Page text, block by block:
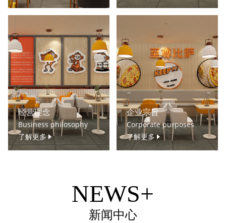
经营理念
Business philosophy
了解更多
企业宗旨
Corporate purposes
了解更多
NEWS+
新闻中心